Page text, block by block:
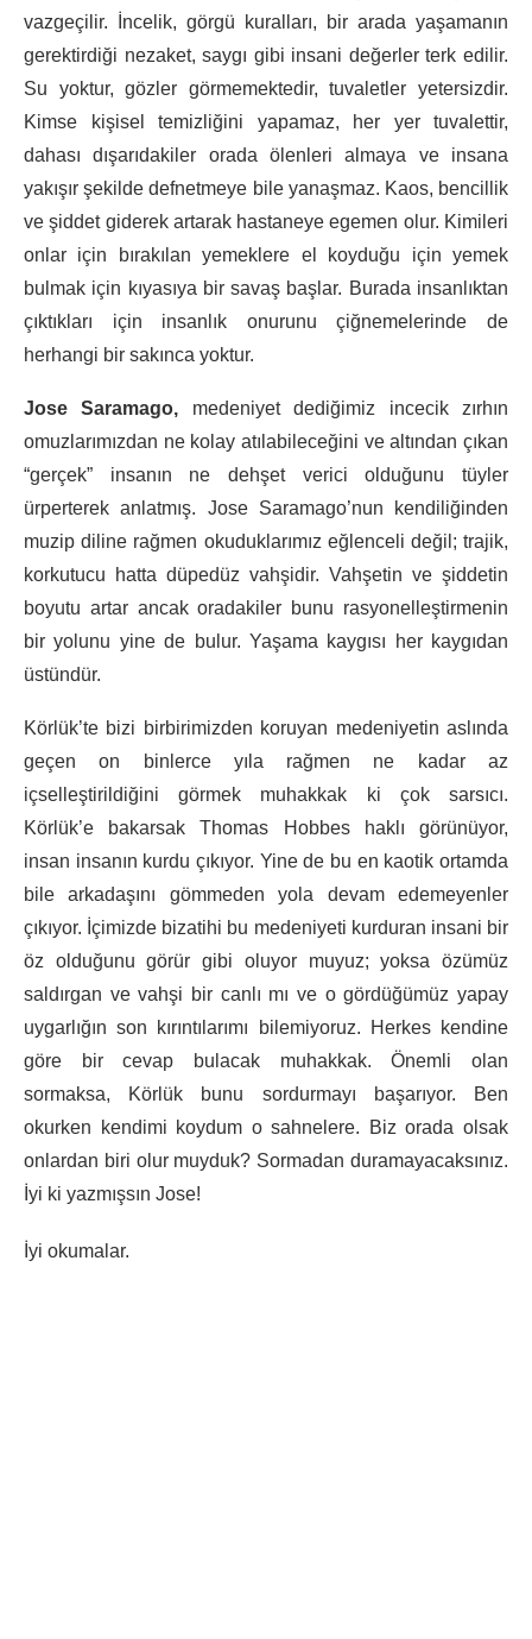
vazgeçilir. İncelik, görgü kuralları, bir arada yaşamanın
gerektirdiği nezaket, saygı gibi insani değerler terk edilir.
Su yoktur, gözler görmemektedir, tuvaletler yetersizdir.
Kimse kişisel temizliğini yapamaz, her yer tuvalettir,
dahası dışarıdakiler orada ölenleri almaya ve insana
yakışır şekilde defnetmeye bile yanaşmaz. Kaos, bencillik
ve şiddet giderek artarak hastaneye egemen olur. Kimileri
onlar için bırakılan yemeklere el koyduğu için yemek
bulmak için kıyasıya bir savaş başlar. Burada insanlıktan
çıktıkları için insanlık onurunu çiğnemelerinde de
herhangi bir sakınca yoktur.
Jose Saramago, medeniyet dediğimiz incecik zırhın
omuzlarımızdan ne kolay atılabileceğini ve altından çıkan
“gerçek” insanın ne dehşet verici olduğunu tüyler
ürperterek anlatmış. Jose Saramago’nun kendiliğinden
muzip diline rağmen okuduklarımız eğlenceli değil; trajik,
korkutucu hatta düpedüz vahşidir. Vahşetin ve şiddetin
boyutu artar ancak oradakiler bunu rasyonelleştirmenin
bir yolunu yine de bulur. Yaşama kaygısı her kaygıdan
üstündür.
Körlük’te bizi birbirimizden koruyan medeniyetin aslında
geçen on binlerce yıla rağmen ne kadar az
içselleştirildiğini görmek muhakkak ki çok sarsıcı.
Körlük’e bakarsak Thomas Hobbes haklı görünüyor,
insan insanın kurdu çıkıyor. Yine de bu en kaotik ortamda
bile arkadaşını gömmeden yola devam edemeyenler
çıkıyor. İçimizde bizatihi bu medeniyeti kurduran insani bir
öz olduğunu görür gibi oluyor muyuz; yoksa özümüz
saldırgan ve vahşi bir canlı mı ve o gördüğümüz yapay
uygarlığın son kırıntılarımı bilemiyoruz. Herkes kendine
göre bir cevap bulacak muhakkak. Önemli olan
sormaksa, Körlük bunu sordurmayı başarıyor. Ben
okurken kendimi koydum o sahnelere. Biz orada olsak
onlardan biri olur muyduk? Sormadan duramayacaksınız.
İyi ki yazmışsın Jose!
İyi okumalar.